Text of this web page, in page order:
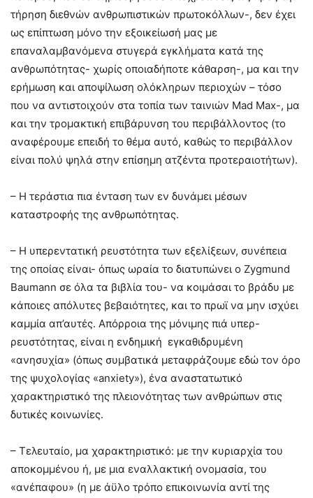
τήρηση διεθνών ανθρωπιστικών πρωτοκόλλων-, δεν έχει
ως επίπτωση μόνο την εξοικείωσή μας με
επαναλαμβανόμενα στυγερά εγκλήματα κατά της
ανθρωπότητας- χωρίς οποιαδήποτε κάθαρση-, μα και την
ερήμωση και αποψίλωση ολόκληρων περιοχών – τόσο
που να αντιστοιχούν στα τοπία των ταινιών Mad Max-, μα
και την τρομακτική επιβάρυνση του περιβάλλοντος (το
αναφέρουμε επειδή το θέμα αυτό, καθώς το περιβάλλον
είναι πολύ ψηλά στην επίσημη ατζέντα προτεραιοτήτων).
– Η τεράστια πια ένταση των εν δυνάμει μέσων
καταστροφής της ανθρωπότητας.
– Η υπερεντατική ρευστότητα των εξελίξεων, συνέπεια
της οποίας είναι- όπως ωραία το διατυπώνει ο Zygmund
Baumann σε όλα τα βιβλία του- να κοιμάσαι το βράδυ με
κάποιες απόλυτες βεβαιότητες, και το πρωϊ να μην ισχύει
καμμία απ’αυτές. Απόρροια της μόνιμης πιά υπερ-
ρευστότητας, είναι η ενδημική εγκαθιδρυμένη
«ανησυχία» (όπως συμβατικά μεταφράζουμε εδώ τον όρο
της ψυχολογίας «anxiety»), ένα αναστατωτικό
χαρακτηριστικό της πλειονότητας των ανθρώπων στις
δυτικές κοινωνίες.
– Τελευταίο, μα χαρακτηριστικό: με την κυριαρχία του
αποκομμένου ή, με μια εναλλακτική ονομασία, του
«ανέπαφου» (η με άϋλο τρόπο επικοινωνία αντί της